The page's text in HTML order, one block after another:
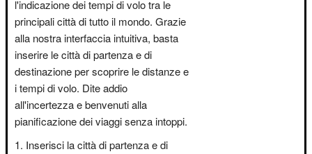
l'indicazione dei tempi di volo tra le
principali città di tutto il mondo. Grazie
alla nostra interfaccia intuitiva, basta
inserire le città di partenza e di
destinazione per scoprire le distanze e
i tempi di volo. Dite addio
all'incertezza e benvenuti alla
pianificazione dei viaggi senza intoppi.
Inserisci la città di partenza e di